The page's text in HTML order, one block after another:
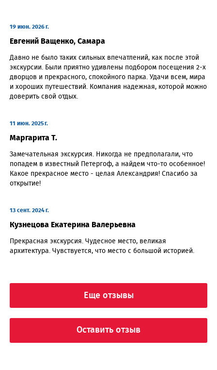
19 июн. 2026 г.
Евгений Ващенко, Самара
Давно не было таких сильных впечатлений, как после этой
экскурсии. Были приятно удивлены подбором посещения 2-х
дворцов и прекрасного, спокойного парка. Удачи всем, мира
и хороших путешествий. Компания надежная, которой можно
доверить свой отдых.
11 июн. 2025 г.
Маргарита Т.
Замечательная экскурсия. Никогда не предполагали, что
попадем в известный Петергоф, а найдем что-то особенное!
Какое прекрасное место - целая Александрия! Спасибо за
открытие!
13 сент. 2024 г.
Кузнецова Екатерина Валерьевна
Прекрасная экскурсия. Чудесное место, великая
архитектура. Чувствуется, что место с большой историей.
Еще отзывы
Оставить отзыв